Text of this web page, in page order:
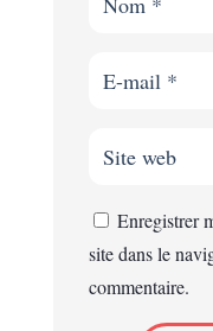
Enregistrer
site dans le
commentaire.